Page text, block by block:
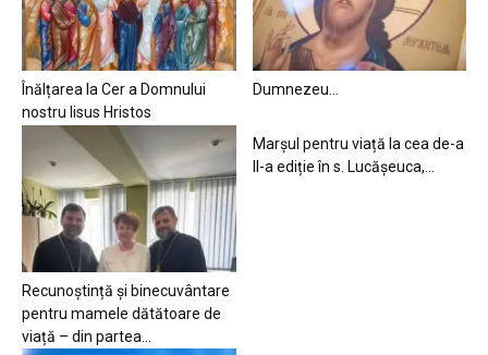
Înălțarea la Cer a Domnului
nostru Iisus Hristos
Dumnezeu…
Recunoștință și binecuvântare
pentru mamele dătătoare de
viață – din partea...
Marșul pentru viață la cea de-a
II-a ediție în s. Lucășeuca,...